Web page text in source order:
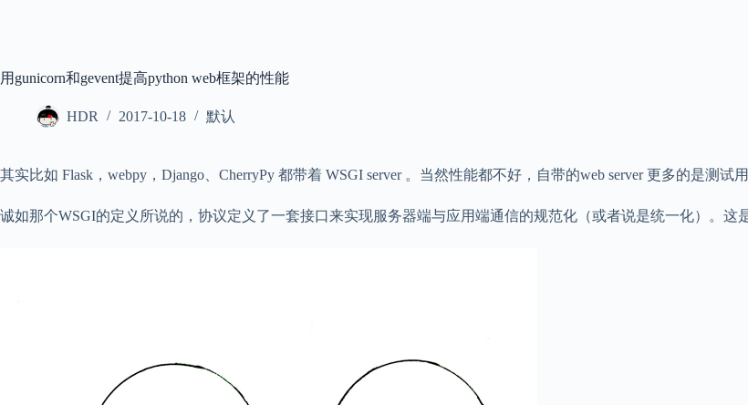
用gunicorn和gevent提高python web框架的性能
HDR 2017-10-18 默认
其实比如 Flask，webpy，Django、CherryPy 都带着 WSGI server 。当然性能都不好，自带的web server 更多的是测试
诚如那个WSGI的定义所说的，协议定义了一套接口来实现服务器端与应用端通信的规范化（或者说是统一化）。这